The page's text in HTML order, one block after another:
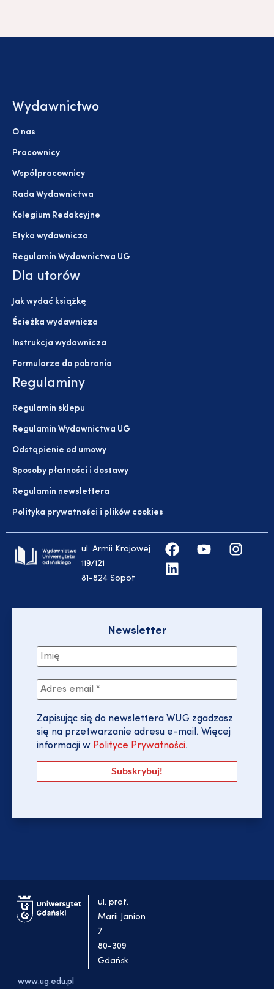
Wydawnictwo
O nas
Pracownicy
Współpracownicy
Rada Wydawnictwa
Kolegium Redakcyjne
Etyka wydawnicza
Regulamin Wydawnictwa UG
Dla utorów
Jak wydać książkę
Ścieżka wydawnicza
Instrukcja wydawnicza
Formularze do pobrania
Regulaminy
Regulamin sklepu
Regulamin Wydawnictwa UG
Odstąpienie od umowy
Sposoby płatności i dostawy
Regulamin newslettera
Polityka prywatności i plików cookies
ul. Armii Krajowej
119/121
81-824 Sopot
Newsletter
Zapisując się do newslettera WUG zgadzasz
się na przetwarzanie adresu e-mail. Więcej
informacji w Polityce Prywatności.
ul. prof.
Marii Janion
7
80-309
Gdańsk
www.ug.edu.pl